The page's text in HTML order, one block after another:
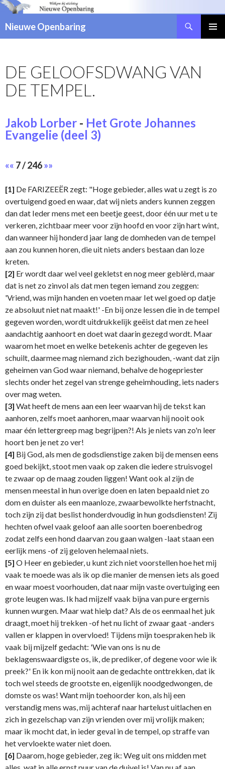
Nieuwe Openbaring
SPRINGEN
DE GELOOFSDWANG VAN
DE TEMPEL.
Jakob Lorber - Het Grote Johannes
Evangelie (deel 3)
«« 7 / 246»»
[1] De FARIZEEËR zegt: "Hoge gebieder, alles wat u zegt is zo
overtuigend goed en waar, dat wij niets anders kunnen zeggen
dan dat Ieder mens met een beetje geest, door één uur met u te
verkeren, zichtbaar meer voor zijn hoofd en voor zijn hart wint,
dan wanneer hij honderd jaar lang de domheden van de tempel
aan zou kunnen horen, die uit niets anders bestaan dan loze
kreten.
[2] Er wordt daar wel veel gekletst en nog meer geblèrd, maar
dat is net zo zinvol als dat men tegen iemand zou zeggen:
'Vriend, was mijn handen en voeten maar Iet wel goed op datje
ze absoluut niet nat maakt!' -En bij onze lessen die in de tempel
gegeven worden, wordt uitdrukkelijk geëist dat men ze heel
aandachtig aanhoort en doet wat daarin gezegd wordt. Maar
waarom het moet en welke betekenis achter de gegeven les
schuilt, daarmee mag niemand zich bezighouden, -want dat zijn
geheimen van God waar niemand, behalve de hogepriester
slechts onder het zegel van strenge geheimhouding, iets naders
over mag weten.
[3] Wat heeft de mens aan een leer waarvan hij de tekst kan
aanhoren, zelfs moet aanhoren, maar waarvan hij nooit ook
maar één lettergreep mag begrijpen?! Als je niets van zo'n leer
hoort ben je net zo ver!
[4] Bij God, als men de godsdienstige zaken bij de mensen eens
goed bekijkt, stoot men vaak op zaken die iedere struisvogel
te zwaar op de maag zouden liggen! Want ook al zijn de
mensen meestal in hun overige doen en laten bepaald niet zo
dom en duister als een maanloze, zwaarbewolkte herfstnacht,
toch zijn zij dat beslist honderdvoudig in hun godsdiensten! Zij
hechten ofwel vaak geloof aan alle soorten boerenbedrog
zodat zelfs een hond daarvan zou gaan walgen -laat staan een
eerlijk mens -of zij geloven helemaal niets.
[5] O Heer en gebieder, u kunt zich niet voorstellen hoe het mij
vaak te moede was als ik op die manier de mensen iets als goed
en waar moest voorhouden, dat naar mijn vaste overtuiging een
grote leugen was. Ik had mijzelf vaak bijna van pure ergernis
kunnen wurgen. Maar wat hielp dat? Als de os eenmaal het juk
draagt, moet hij trekken -of het nu licht of zwaar gaat -anders
vallen er klappen in overvloed! Tijdens mijn toespraken heb ik
vaak bij mijzelf gedacht: 'Wie van ons is nu de
beklagenswaardigste os, ik, de prediker, of degene voor wie ik
preek?' En ik kon mij nooit aan de gedachte onttrekken, dat ik
toch wel steeds de grootste en, eigenlijk noodgedwongen, de
domste os was! Want mijn toehoorder kon, als hij een
verstandig mens was, mij achteraf naar hartelust uitlachen en
zich in gezelschap van zijn vrienden over mij vrolijk maken;
maar ik mocht dat, in ieder geval in de tempel, op straffe van
het vervloekte water niet doen.
[6] Daarom, hoge gebieder, zeg ik: Weg uit ons midden met